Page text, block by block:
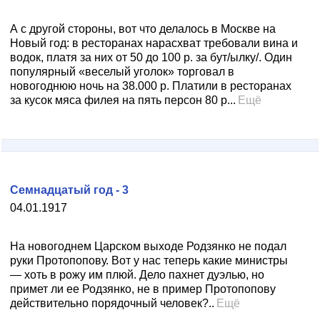
А с другой стороны, вот что делалось в Москве на
Новый год: в ресторанах нарасхват требовали вина и
водок, платя за них от 50 до 100 р. за бут/ылку/. Один
популярный «веселый уголок» торговал в
новогоднюю ночь на 38.000 р. Платили в ресторанах
за кусок мяса филея на пять персон 80 р... Ещё
04.01.1917
Семнадцатый год - 3
На новогоднем Царском выходе Родзянко не подал
руки Протопопову. Вот у нас теперь какие министры
— хоть в рожу им плюй. Дело пахнет дуэлью, но
примет ли ее Родзянко, не в пример Протопопову
действительно порядочный человек?.. Ещё